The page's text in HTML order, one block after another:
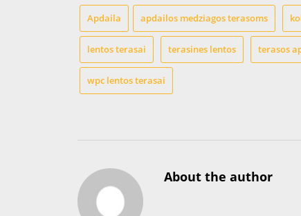
Apdaila apdailos medziagos terasoms
lentos terasai terasines lentos terasos
wpc lentos terasai
About the author